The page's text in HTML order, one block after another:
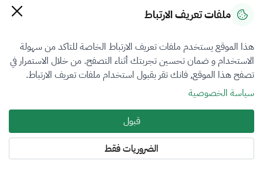
رقم العضوية
فرع التقييم
أضرار المركبات
نوع العضوية
طالب منتسب
المنطقة
ملفات تعريف الارتباط
هذا الموقع يستخدم ملفات تعريف الارتباط الخاصة للتاكد من سهولة
الاستخدام و ضمان تحسين تجربتك أثناء التصفح. من خلال الاستمرار في
تصفح هذا الموقع, فانك تقر بقبول استخدام ملفات تعريف الارتباط.
سياسة الخصوصية
قبول
الضروريات فقط